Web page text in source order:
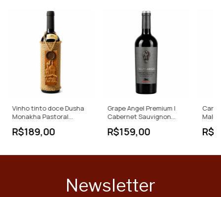
Vinho tinto doce Dusha
Monakha Pastoral
Dessert Wine
R$189,00
Grape Angel Premium |
Cabernet Sauvignon
Feteasca Neagra | Tinto
Seco | 750ml
R$159,00
Newsletter